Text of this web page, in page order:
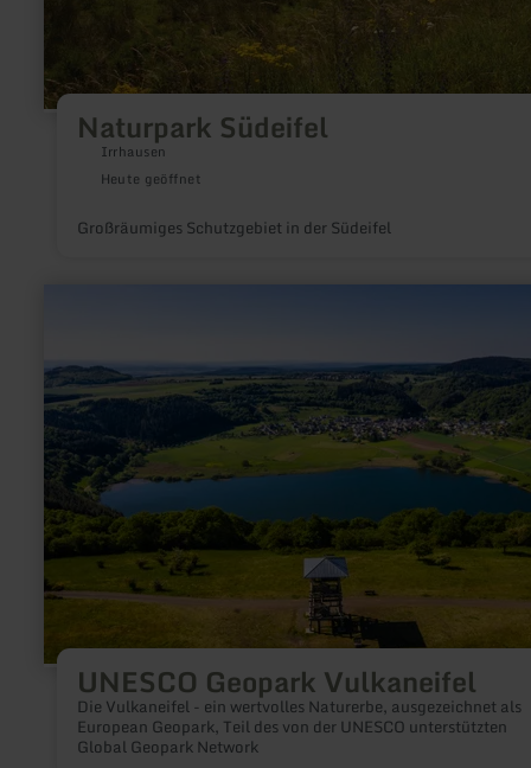
Naturpark Südeifel
Irrhausen
Heute geöffnet
Großräumiges Schutzgebiet in der Südeifel
UNESCO Geopark Vulkaneifel
Die Vulkaneifel - ein wertvolles Naturerbe, ausgezeichnet als
European Geopark, Teil des von der UNESCO unterstützten
Global Geopark Network
Geopark
Vulkaneifel